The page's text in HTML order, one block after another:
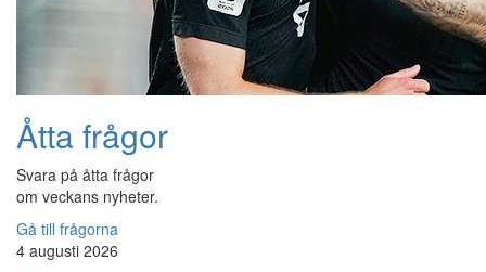
Åtta frågor
Svara på åtta frågor
om veckans nyheter.
Gå till frågorna
4 augusti 2026